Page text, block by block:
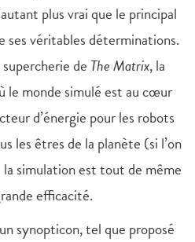
plus vrai que le principal
ses véritables déterminations.
de The Matrix, la
le monde simulé est au cœur
d’énergie pour les robots
les êtres de la planète (si l’on
simulation est tout de même
efficacité.
synopticon, tel que proposé